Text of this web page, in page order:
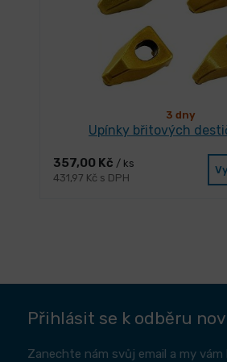
3 dny
Upínky břitových
357,00 Kč / ks
431,97 Kč s DPH
Přihlásit se k odběru
Zanechte nám svůj email a my vám